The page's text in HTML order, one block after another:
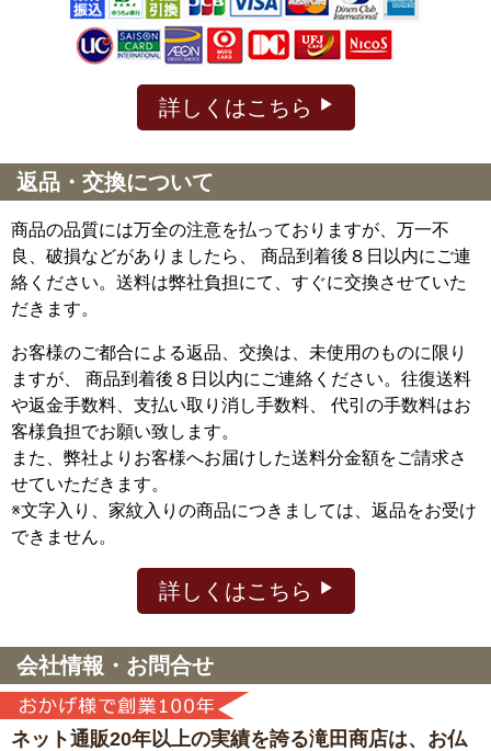
詳しくはこちら
返品・交換について
商品の品質には万全の注意を払っておりますが、万一不
良、破損などがありましたら、 商品到着後８日以内にご連
絡ください。送料は弊社負担にて、すぐに交換させていた
だきます。
お客様のご都合による返品、交換は、未使用のものに限り
ますが、
商品到着後８日以内にご連絡ください。往復送料
や返金手数料、支払い取り消し手数料、 代引の手数料はお
客様負担でお願い致します。
また、弊社よりお客様へお届けした送料分金額をご請求さ
せていただきます。
※文字入り、家紋入りの商品につきましては、返品をお受け
できません。
詳しくはこちら
会社情報・お問合せ
ネット通販20年以上の実績を誇る滝田商店は、 お仏